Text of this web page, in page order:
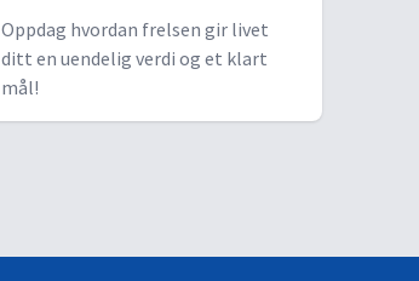
Oppdag hvordan frelsen gir livet
ditt en uendelig verdi og et klart
mål!